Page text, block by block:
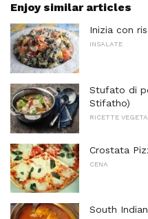
Enjoy similar articles
Inizia con
INSALATE
Stufato di
Stifatho)
RICETTE
Crostata
CENA
South